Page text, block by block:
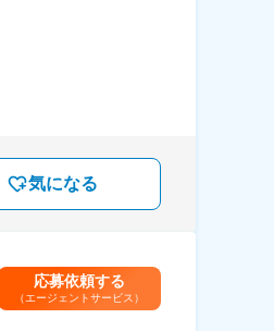
気になる
応募依頼する
（エージェントサービス）